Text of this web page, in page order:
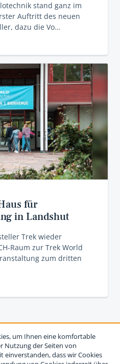
stand ganz im
Auftritt des neuen
dazu die Vo…
für
in Landshut
Trek wieder
Raum zur Trek World
zum dritten
um Ihnen eine komfortable
Nutzung der Seiten von
einverstanden, dass wir Cookies